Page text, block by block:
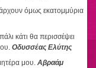
όμως εκατομμύρια
κάτι θα περισσέψει
Οδυσσέας Ελύτης
μου.Αβραάμ